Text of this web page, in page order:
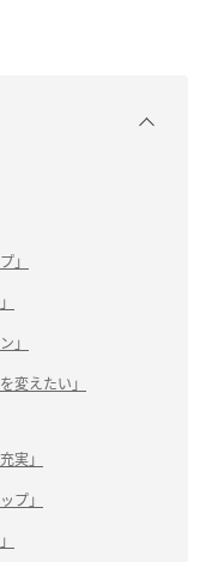
」
」
変えたい」
実」
プ」